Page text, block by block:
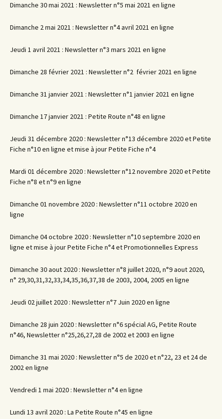
Dimanche 30 mai 2021 : Newsletter n°5 mai 2021 en ligne
Dimanche 2 mai 2021 : Newsletter n°4 avril 2021 en ligne
Jeudi 1 avril 2021 : Newsletter n°3 mars 2021 en ligne
Dimanche 28 février 2021 : Newsletter n°2 février 2021 en ligne
Dimanche 31 janvier 2021 : Newsletter n°1 janvier 2021 en ligne
Dimanche 17 janvier 2021 : Petite Route n°48 en ligne
Jeudi 31 décembre 2020 : Newsletter n°13 décembre 2020 et Petite
Fiche n°10 en ligne et mise à jour Petite Fiche n°4
Mardi 01 décembre 2020 : Newsletter n°12 novembre 2020 et Petite
Fiche n°8 et n°9 en ligne
Dimanche 01 novembre 2020 : Newsletter n°11 octobre 2020 en
ligne
Dimanche 04 octobre 2020 : Newsletter n°10 septembre 2020 en
ligne et mise à jour Petite Fiche n°4 et Promotionnelles Express
Dimanche 30 aout 2020 : Newsletter n°8 juillet 2020, n°9 aout 2020,
n° 29,30,31,32,33,34,35,36,37,38 de 2003, 2004, 2005 en ligne
Jeudi 02 juillet 2020 : Newsletter n°7 Juin 2020 en ligne
Dimanche 28 juin 2020 : Newsletter n°6 spécial AG, Petite Route
n°46, Newsletter n°25,26,27,28 de 2002 et 2003 en ligne
Dimanche 31 mai 2020 : Newsletter n°5 de 2020 et n°22, 23 et 24 de
2002 en ligne
Vendredi 1 mai 2020 : Newsletter n°4 en ligne
Lundi 13 avril 2020 : La Petite Route n°45 en ligne